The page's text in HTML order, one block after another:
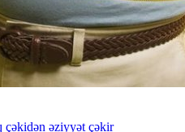
çəkidən əziyyət çəkir